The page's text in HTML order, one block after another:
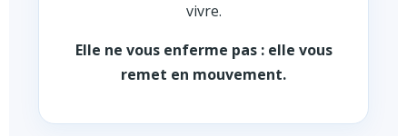
vivre.
Elle ne vous enferme pas : elle vous
remet en mouvement.